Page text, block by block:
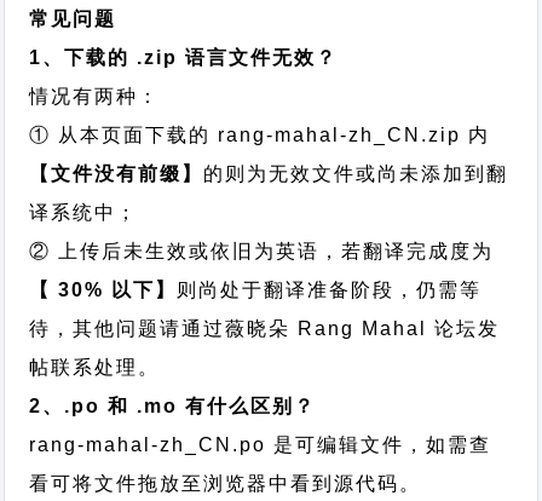
常见问题
1、下载的 .zip 语言文件无效？
情况有两种：
① 从本页面下载的 rang-mahal-zh_CN.zip 内
【文件没有前缀】 的则为无效文件或尚未添加到翻
译系统中；
② 上传后未生效或依旧为英语，若翻译完成度为
【 30% 以下】 则尚处于翻译准备阶段，仍需等
待，其他问题请通过薇晓朵 Rang Mahal 论坛发
帖联系处理。
2、.po 和 .mo 有什么区别？
rang-mahal-zh_CN.po 是可编辑文件，如需查
看可将文件拖放至浏览器中看到源代码。